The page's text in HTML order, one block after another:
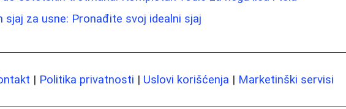
sjaj za usne: Pronađite svoj idealni sjaj
| Politika privatnosti | Uslovi korišćenja | Marketinški servisi